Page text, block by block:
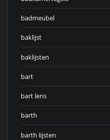
badmeubel
baklijst
baklijsten
bart
bart lens
barth
barth lijsten